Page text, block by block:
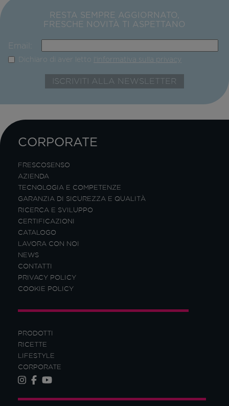
RESTA SEMPRE AGGIORNATO,
FRESCHE NOVITÀ TI ASPETTANO
Email:
Dichiaro di aver letto l'informativa sulla privacy
PRODOTTI
RICETTE
LIFESTYLE
CORPORATE
CORPORATE
FRESCOSENSO
AZIENDA
TECNOLOGIA E COMPETENZE
GARANZIA DI SICUREZZA E QUALITÀ
RICERCA E SVILUPPO
CERTIFICAZIONI
CATALOGO
LAVORA CON NOI
NEWS
CONTATTI
PRIVACY POLICY
COOKIE POLICY